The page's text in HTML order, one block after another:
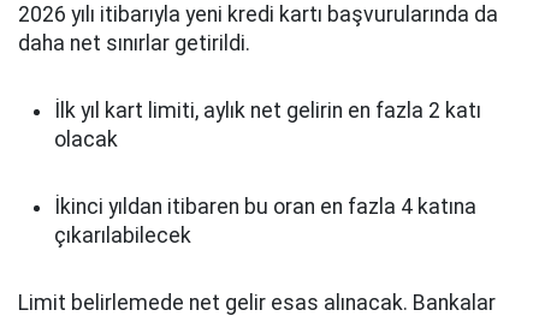
2026 yılı itibarıyla yeni kredi kartı başvurularında da
daha net sınırlar getirildi.
İlk yıl kart limiti, aylık net gelirin en fazla 2 katı
olacak
İkinci yıldan itibaren bu oran en fazla 4 katına
çıkarılabilecek
Limit belirlemede net gelir esas alınacak. Bankalar